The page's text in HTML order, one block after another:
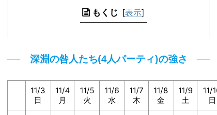
もくじ [表示]
深淵の咎人たち(4人パーティ)の強さ
11/3
日
11/4
月
11/5
火
11/6
水
11/7
木
11/8
金
11/9
土
11/
日